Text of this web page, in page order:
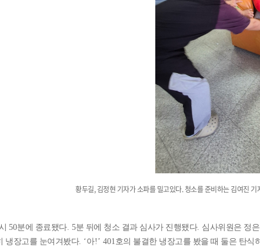
황두길, 김정현 기자가 소파를 밀고있다. 청소를 준비하는 김여진
50분에 종료됐다. 5분 뒤에 청소 결과 심사가 진행됐다. 심사위원은 정
냉장고를 눈여겨봤다. ‘아!’ 401호의 불결한 냉장고를 봤을 때 둘은 탄식